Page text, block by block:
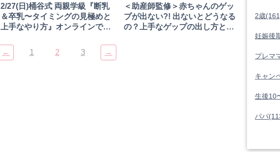
2/27(日)桶谷式 両親学級『断乳
＆卒乳〜タイミングの見極めと
上手なやり方』オンラインで無
＜助産師監修＞赤ちゃんのゲッ
プが出ない?! 出ないとどうなる
の？上手なゲップの出し方と
←
1 2 3 →
2歳
妊娠後
プレマ
キャン
生後10
パパ